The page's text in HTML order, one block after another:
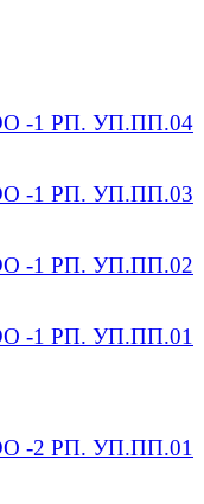
-1 РП. УП.ПП.04
-1 РП. УП.ПП.03
-1 РП. УП.ПП.02
-1 РП. УП.ПП.01
-2 РП. УП.ПП.01